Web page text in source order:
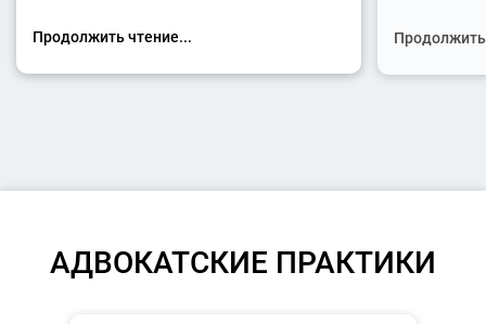
Продолжить чтение...
АДВОКАТСКИЕ ПРАКТИКИ